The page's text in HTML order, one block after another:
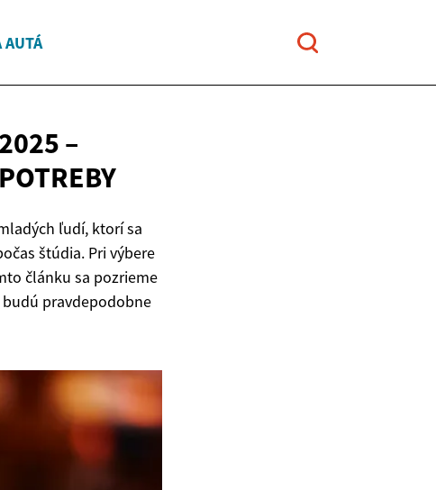
AUTÁ
–
ľudí, ktorí sa
štúdia. Pri výbere
článku sa pozrieme
pravdepodobne